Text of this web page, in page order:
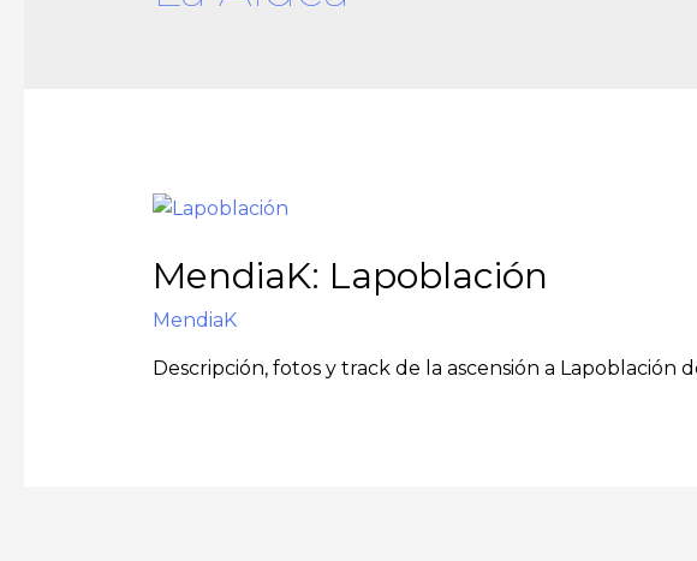
MendiaK: Lapoblación
MendiaK
Descripción, fotos y track de la ascensión a